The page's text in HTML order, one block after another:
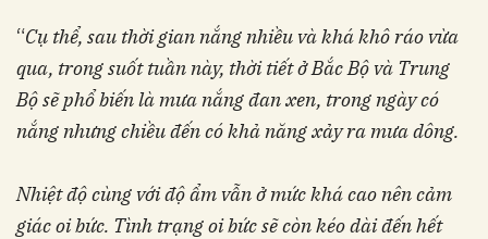
“Cụ thể, sau thời gian nắng nhiều và khá khô ráo vừa
qua, trong suốt tuần này, thời tiết ở Bắc Bộ và Trung
Bộ sẽ phổ biến là mưa nắng đan xen, trong ngày có
nắng nhưng chiều đến có khả năng xảy ra mưa dông.
Nhiệt độ cùng với độ ẩm vẫn ở mức khá cao nên cảm
giác oi bức. Tình trạng oi bức sẽ còn kéo dài đến hết